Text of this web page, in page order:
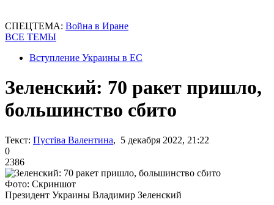
СПЕЦТЕМА: Война в Иране
ВСЕ ТЕМЫ
Вступление Украины в ЕС
Зеленский: 70 ракет пришло,
большинство сбито
Текст: Пустіва Валентина, 5 декабря 2022, 21:22
0
2386
Фото: Скриншот
Президент Украины Владимир Зеленский